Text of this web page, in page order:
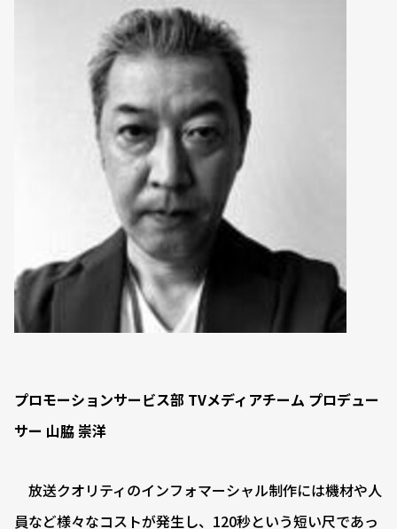
プロモーションサービス部 TVメディアチーム プロデュー
サー 山脇 崇洋
放送クオリティのインフォマーシャル制作には機材や人
員など様々なコストが発生し、120秒という短い尺であっ